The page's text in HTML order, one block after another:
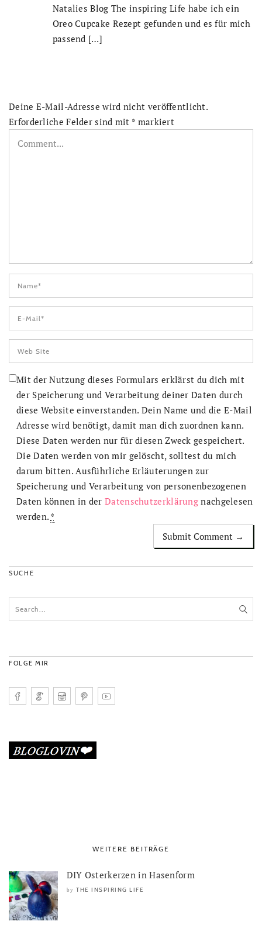
Natalies Blog The inspiring Life habe ich ein
Oreo Cupcake Rezept gefunden und es für mich
passend […]
Deine E-Mail-Adresse wird nicht veröffentlicht.
Erforderliche Felder sind mit * markiert
Mit der Nutzung dieses Formulars erklärst du dich mit
der Speicherung und Verarbeitung deiner Daten durch
diese Website einverstanden. Dein Name und die E-Mail
Adresse wird benötigt, damit man dich zuordnen kann.
Diese Daten werden nur für diesen Zweck gespeichert.
Die Daten werden von mir gelöscht, solltest du mich
darum bitten. Ausführliche Erläuterungen zur
Speicherung und Verarbeitung von personenbezogenen
Daten können in derDatenschutzerklärung nachgelesen
werden. *
SUCHE
FOLGE MIR
WEITERE BEITRÄGE
DIY Osterkerzen in Hasenform
by THE INSPIRING LIFE